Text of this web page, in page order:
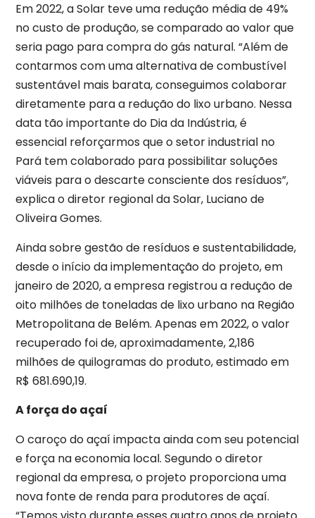
Em 2022, a Solar teve uma redução média de 49%
no custo de produção, se comparado ao valor que
seria pago para compra do gás natural. “Além de
contarmos com uma alternativa de combustível
sustentável mais barata, conseguimos colaborar
diretamente para a redução do lixo urbano. Nessa
data tão importante do Dia da Indústria, é
essencial reforçarmos que o setor industrial no
Pará tem colaborado para possibilitar soluções
viáveis para o descarte consciente dos resíduos”,
explica o diretor regional da Solar, Luciano de
Oliveira Gomes.
Ainda sobre gestão de resíduos e sustentabilidade,
desde o início da implementação do projeto, em
janeiro de 2020, a empresa registrou a redução de
oito milhões de toneladas de lixo urbano na Região
Metropolitana de Belém. Apenas em 2022, o valor
recuperado foi de, aproximadamente, 2,186
milhões de quilogramas do produto, estimado em
R$ 681.690,19.
A força do açaí
O caroço do açaí impacta ainda com seu potencial
e força na economia local. Segundo o diretor
regional da empresa, o projeto proporciona uma
nova fonte de renda para produtores de açaí.